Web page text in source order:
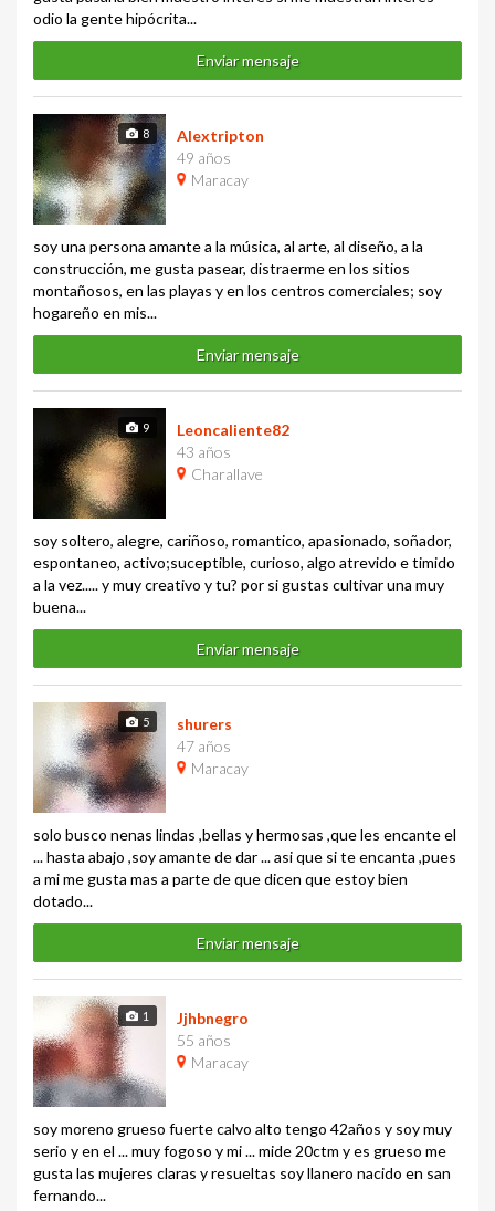
odio la gente hipócrita...
Enviar mensaje
8
Alextripton
49 años
Maracay
soy una persona amante a la música, al arte, al diseño, a la
construcción, me gusta pasear, distraerme en los sitios
montañosos, en las playas y en los centros comerciales; soy
hogareño en mis...
Enviar mensaje
9
Leoncaliente82
43 años
Charallave
soy soltero, alegre, cariñoso, romantico, apasionado, soñador,
espontaneo, activo;suceptible, curioso, algo atrevido e timido
a la vez..... y muy creativo y tu? por si gustas cultivar una muy
buena...
Enviar mensaje
5
shurers
47 años
Maracay
solo busco nenas lindas ,bellas y hermosas ,que les encante el
... hasta abajo ,soy amante de dar ... asi que si te encanta ,pues
a mi me gusta mas a parte de que dicen que estoy bien
dotado...
Enviar mensaje
1
Jjhbnegro
55 años
Maracay
soy moreno grueso fuerte calvo alto tengo 42años y soy muy
serio y en el ... muy fogoso y mi ... mide 20ctm y es grueso me
gusta las mujeres claras y resueltas soy llanero nacido en san
fernando...